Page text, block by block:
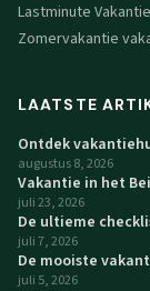
Lastminute
Zomervakantie
LAATSTE
Ontdek
augustus 8, 2026
Vakantie in het
juli 23, 2026
De ultieme
juli 7, 2026
De mooiste
juli 5, 2026